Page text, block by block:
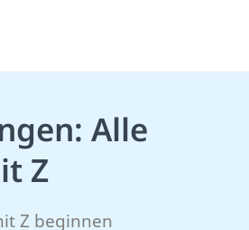
Alle
Z
Z beginnen